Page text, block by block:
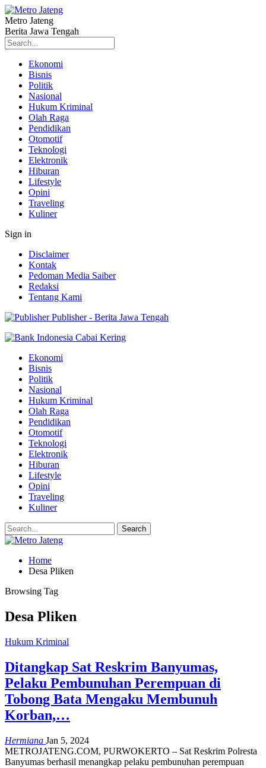
Metro Jateng
Berita Jawa Tengah
Ekonomi
Bisnis
Politik
Nasional
Hukum Kriminal
Olah Raga
Pendidikan
Otomotif
Teknologi
Elektronik
Hiburan
Lifestyle
Opini
Traveling
Kuliner
Sign in
Disclaimer
Kontak
Pedoman Media Saiber
Redaksi
Tentang Kami
Publisher - Berita Jawa Tengah
Ekonomi
Bisnis
Politik
Nasional
Hukum Kriminal
Olah Raga
Pendidikan
Otomotif
Teknologi
Elektronik
Hiburan
Lifestyle
Opini
Traveling
Kuliner
Home
Desa Pliken
Browsing Tag
Desa Pliken
Hukum Kriminal
Ditangkap Sat Reskrim Banyumas,
Pelaku Pembunuhan Perempuan di
Tobong Bata Mengaku Membunuh
Korban,…
Hermiana Jan 5, 2024
METROJATENG.COM, PURWOKERTO – Sat Reskrim Polresta
Banyumas berhasil menangkap pelaku pembunuhan perempuan